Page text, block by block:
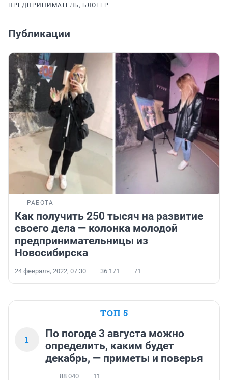
ПРЕДПРИНИМАТЕЛЬ, БЛОГЕР
Публикации
РАБОТА
Как получить 250 тысяч на развитие
своего дела — колонка молодой
предпринимательницы из
Новосибирска
24 февраля, 2022, 07:30 36 171 71
ТОП 5
1
По погоде 3 августа можно
определить, каким будет
декабрь, — приметы и поверья
88 040 11